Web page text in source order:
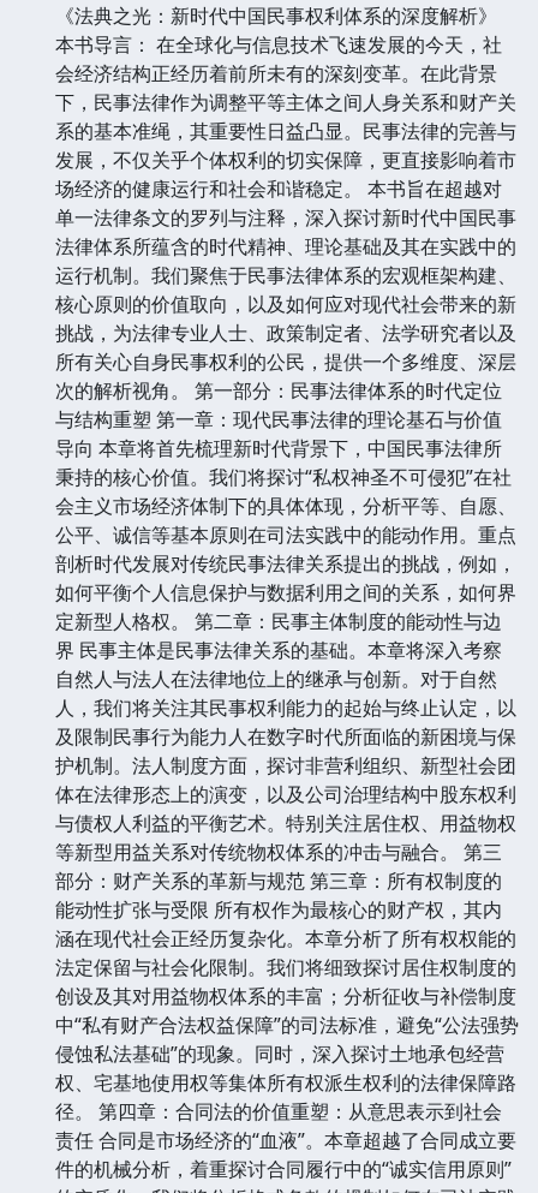
《法典之光：新时代中国民事权利体系的深度解析》
本书导言： 在全球化与信息技术飞速发展的今天，社
会经济结构正经历着前所未有的深刻变革。在此背景
下，民事法律作为调整平等主体之间人身关系和财产关
系的基本准绳，其重要性日益凸显。民事法律的完善与
发展，不仅关乎个体权利的切实保障，更直接影响着市
场经济的健康运行和社会和谐稳定。 本书旨在超越对
单一法律条文的罗列与注释，深入探讨新时代中国民事
法律体系所蕴含的时代精神、理论基础及其在实践中的
运行机制。我们聚焦于民事法律体系的宏观框架构建、
核心原则的价值取向，以及如何应对现代社会带来的新
挑战，为法律专业人士、政策制定者、法学研究者以及
所有关心自身民事权利的公民，提供一个多维度、深层
次的解析视角。 第一部分：民事法律体系的时代定位
与结构重塑 第一章：现代民事法律的理论基石与价值
导向 本章将首先梳理新时代背景下，中国民事法律所
秉持的核心价值。我们将探讨“私权神圣不可侵犯”在社
会主义市场经济体制下的具体体现，分析平等、自愿、
公平、诚信等基本原则在司法实践中的能动作用。重点
剖析时代发展对传统民事法律关系提出的挑战，例如，
如何平衡个人信息保护与数据利用之间的关系，如何界
定新型人格权。 第二章：民事主体制度的能动性与边
界 民事主体是民事法律关系的基础。本章将深入考察
自然人与法人在法律地位上的继承与创新。对于自然
人，我们将关注其民事权利能力的起始与终止认定，以
及限制民事行为能力人在数字时代所面临的新困境与保
护机制。法人制度方面，探讨非营利组织、新型社会团
体在法律形态上的演变，以及公司治理结构中股东权利
与债权人利益的平衡艺术。特别关注居住权、用益物权
等新型用益关系对传统物权体系的冲击与融合。 第三
部分：财产关系的革新与规范 第三章：所有权制度的
能动性扩张与受限 所有权作为最核心的财产权，其内
涵在现代社会正经历复杂化。本章分析了所有权权能的
法定保留与社会化限制。我们将细致探讨居住权制度的
创设及其对用益物权体系的丰富；分析征收与补偿制度
中“私有财产合法权益保障”的司法标准，避免“公法强势
侵蚀私法基础”的现象。同时，深入探讨土地承包经营
权、宅基地使用权等集体所有权派生权利的法律保障路
径。 第四章：合同法的价值重塑：从意思表示到社会
责任 合同是市场经济的“血液”。本章超越了合同成立要
件的机械分析，着重探讨合同履行中的“诚实信用原则”